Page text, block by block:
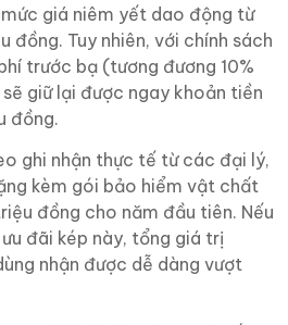
giá niêm yết dao động từ
Tuy nhiên, với chính sách
trước bạ (tương đương 10%
giữ lại được ngay khoản tiền
đồng.
ghi nhận thực tế từ các đại lý,
kèm gói bảo hiểm vật chất
đồng cho năm đầu tiên. Nếu
đãi kép này, tổng giá trị
nhận được dễ dàng vượt